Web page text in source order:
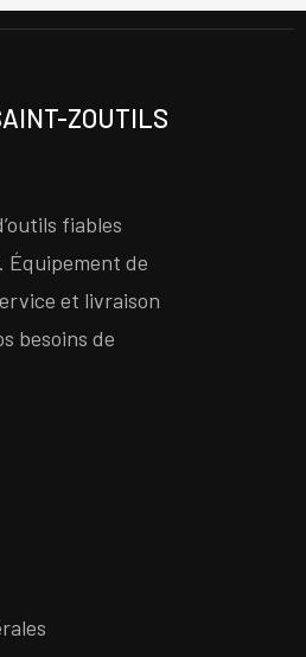
ZOUTILS
fiables
Équipement de
et livraison
besoins de